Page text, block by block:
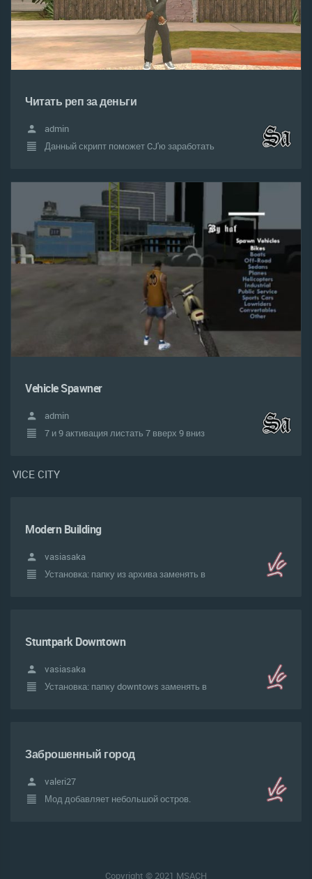
Читать реп за деньги
admin
Данный скрипт поможет CJ'ю заработать
Vehicle Spawner
admin
7 и 9 активация листать 7 вверх 9 вниз
VICE CITY
Modern Building
vasiasaka
Установка: папку из архива заменять в
Stuntpark Downtown
vasiasaka
Установка: папку downtows заменять в
Заброшенный город
valeri27
Мод добавляет небольшой остров.
Copyright © 2021 MSACH